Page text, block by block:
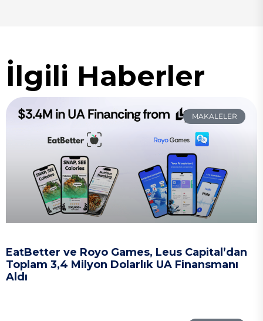
İlgili Haberler
MAKALELER
EatBetter ve Royo Games, Leus Capital’dan
Toplam 3,4 Milyon Dolarlık UA Finansmanı
Aldı